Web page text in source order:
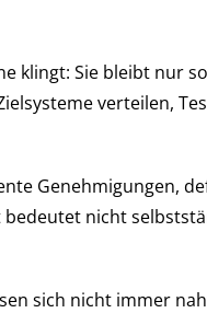
klingt: Sie bleibt nur
verteilen,
Genehmigungen,
nicht
sich nicht immer